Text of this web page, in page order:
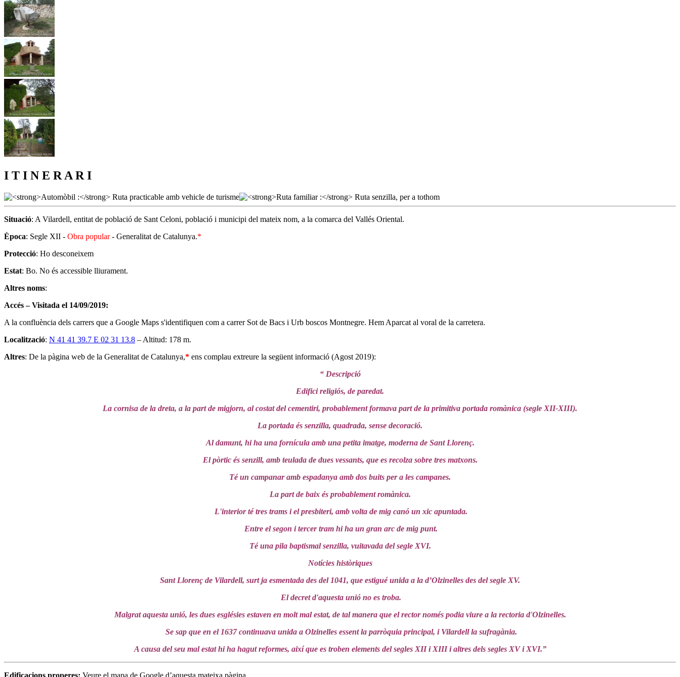
I T I N E R A R I
Situació: A Vilardell, entitat de població de Sant Celoni, població i municipi del mateix nom, a la comarca del Vallés Oriental.
Època: Segle XII - Obra popular- Generalitat de Catalunya.*
Protecció: Ho desconeixem
Estat: Bo. No és accessible lliurament.
Altres noms:
Accés – Visitada el 14/09/2019:
A la confluència dels carrers que a Google Maps s'identifiquen com a carrer Sot de Bacs i Urb boscos Montnegre. Hem Aparcat al voral de la carretera.
Localització: N 41 41 39.7 E 02 31 13.8 – Altitud: 178 m.
Altres: De la pàgina web de la Generalitat de Catalunya,* ens complau extreure la següent informació (Agost 2019):
“ Descripció
Edifici religiós, de paredat.
La cornisa de la dreta, a la part de migjorn, al costat del cementiri, probablement formava part de la primitiva portada romànica (segle XII-XIII).
La portada és senzilla, quadrada, sense decoració.
Al damunt, hi ha una fornícula amb una petita imatge, moderna de Sant Llorenç.
El pòrtic és senzill, amb teulada de dues vessants, que es recolza sobre tres matxons.
Té un campanar amb espadanya amb dos buits per a les campanes.
La part de baix és probablement romànica.
L'interior té tres trams i el presbiteri, amb volta de mig canó un xic apuntada.
Entre el segon i tercer tram hi ha un gran arc de mig punt.
Té una pila baptismal senzilla, vuitavada del segle XVI.
Notícies històriques
Sant Llorenç de Vilardell, surt ja esmentada des del 1041, que estigué unida a la d’Olzinelles des del segle XV.
El decret d'aquesta unió no es troba.
Malgrat aquesta unió, les dues esglésies estaven en molt mal estat, de tal manera que el rector només podia viure a la rectoria d'Olzinelles.
Se sap que en el 1637 continuava unida a Olzinelles essent la parròquia principal, i Vilardell la sufragània.
A causa del seu mal estat hi ha hagut reformes, així que es troben elements del segles XII i XIII i altres dels segles XV i XVI.”
Edificacions properes: Veure el mapa de Google d’aquesta mateixa pàgina.